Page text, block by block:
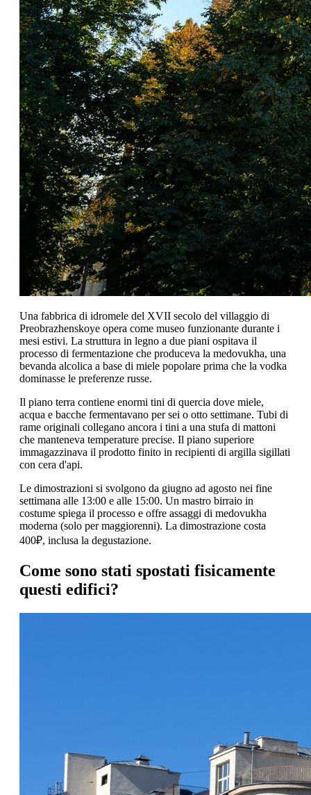
Una fabbrica di idromele del XVII secolo del villaggio di
Preobrazhenskoye opera come museo funzionante durante i
mesi estivi. La struttura in legno a due piani ospitava il
processo di fermentazione che produceva la medovukha, una
bevanda alcolica a base di miele popolare prima che la vodka
dominasse le preferenze russe.
Il piano terra contiene enormi tini di quercia dove miele,
acqua e bacche fermentavano per sei o otto settimane. Tubi di
rame originali collegano ancora i tini a una stufa di mattoni
che manteneva temperature precise. Il piano superiore
immagazzinava il prodotto finito in recipienti di argilla sigillati
con cera d'api.
Le dimostrazioni si svolgono da giugno ad agosto nei fine
settimana alle 13:00 e alle 15:00. Un mastro birraio in
costume spiega il processo e offre assaggi di medovukha
moderna (solo per maggiorenni). La dimostrazione costa
400₽, inclusa la degustazione.
Come sono stati spostati fisicamente
questi edifici?